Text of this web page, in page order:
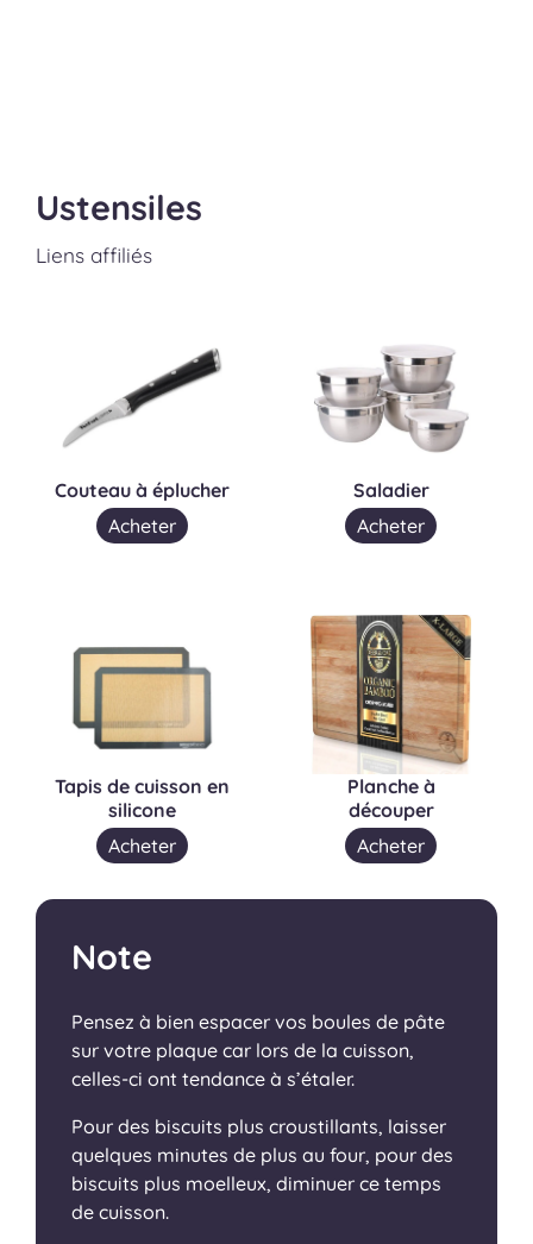
Ustensiles
Liens affiliés
Couteau à éplucher
Acheter
Saladier
Acheter
Tapis de cuisson en
silicone
Acheter
Planche à
découper
Acheter
Note
Pensez à bien espacer vos boules de pâte
sur votre plaque car lors de la cuisson,
celles-ci ont tendance à s’étaler.
Pour des biscuits plus croustillants, laisser
quelques minutes de plus au four, pour des
biscuits plus moelleux, diminuer ce temps
de cuisson.